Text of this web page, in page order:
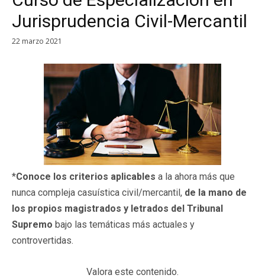
Jurisprudencia Civil-Mercantil
22 marzo 2021
*Conoce los criterios aplicables a la ahora más que
nunca compleja casuística civil/mercantil, de la mano de
los propios magistrados y letrados del Tribunal
Supremo bajo las temáticas más actuales y
controvertidas.
Valora este contenido.